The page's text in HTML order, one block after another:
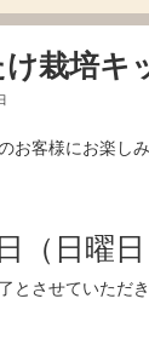
け栽培キ
お客様にお楽し
（日曜
とさせていただき